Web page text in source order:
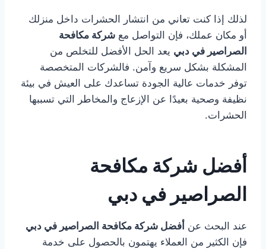
لذلك إذا كنت تعاني من انتشار الحشرات داخل منزلك
أو مكان عملك، فإن التواصل مع شركة مكافحة
الصراصير في دبي يعد الحل الأفضل للتخلص من
المشكلة بشكل سريع وآمن. فالشركات المتخصصة
توفر خدمات عالية الجودة تساعدك على العيش في بيئة
نظيفة وصحية بعيدًا عن الإزعاج والمخاطر التي تسببها
الحشرات.
أفضل شركة مكافحة
الصراصير في دبي
عند البحث عن أفضل شركة مكافحة الصراصير في دبي
فإن الكثير من العملاء يهتمون بالحصول على خدمة